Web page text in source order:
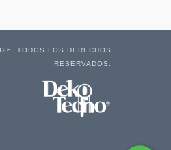
TODOS LOS DERECHOS
RESERVADOS.